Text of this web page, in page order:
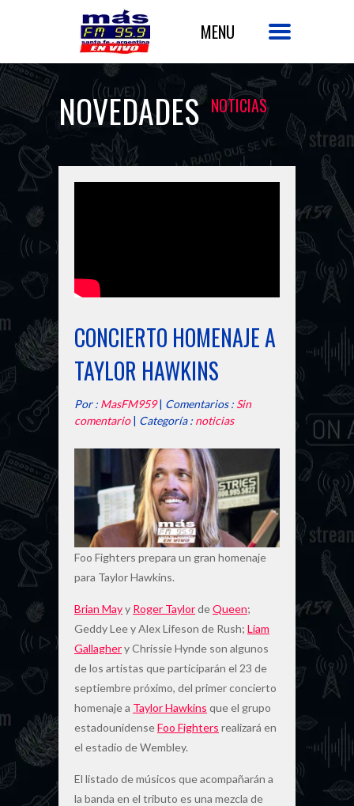
NOVEDADES NOTICIAS
CONCIERTO HOMENAJE A
TAYLOR HAWKINS
Por : MasFM959| Comentarios : Sin
comentario| Categoría : noticias
Foo Fighters prepara un gran homenaje
para Taylor Hawkins.
Brian Mayy Roger TaylordeQueen;
Geddy Lee y Alex Lifeson de Rush; Liam
Gallaghery Chrissie Hynde son algunos
de los artistas que participarán el 23 de
septiembre próximo, del primer concierto
homenaje a Taylor Hawkins que el grupo
estadounidenseFoo Fighters realizará en
el estadio de Wembley.
El listado de músicos que acompañarán a
la banda en el tributo es una mezcla de